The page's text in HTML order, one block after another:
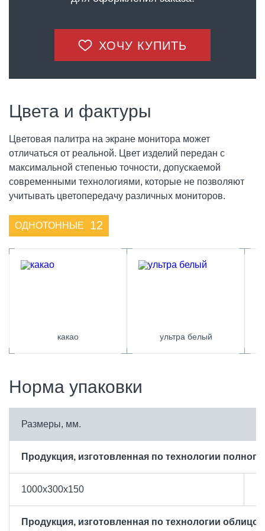
десятилетиями, даже при отсутствии какого-либо ухода
Компания «ФАРБШТАЙН» осуществляет производство
ХОЧУ КУПИТЬ
Цвета и фактуры
Цветовая палитра на экране монитора может
отличаться от реальной. Цвет изделий передан с
максимальной степенью точности, допускаемой
современными технологиями, которые не позволяют
учитывать цветопередачу различных мониторов.
ОДНОТОННЫЕ 12
какао ультра белый
Норма упаковки
Размеры, мм.
Продукция, изготовленная по технологии
1000х300х150
Продукция, изготовленная по технологии